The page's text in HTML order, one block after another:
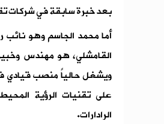
بعد خبرة سابقة في شركات
أما محمد الجاسم وهو
القامشلي، هو مهندس
ويشغل حالياً منصب قيادي
على تقنيات الرؤية
‏الرادارات. ‏